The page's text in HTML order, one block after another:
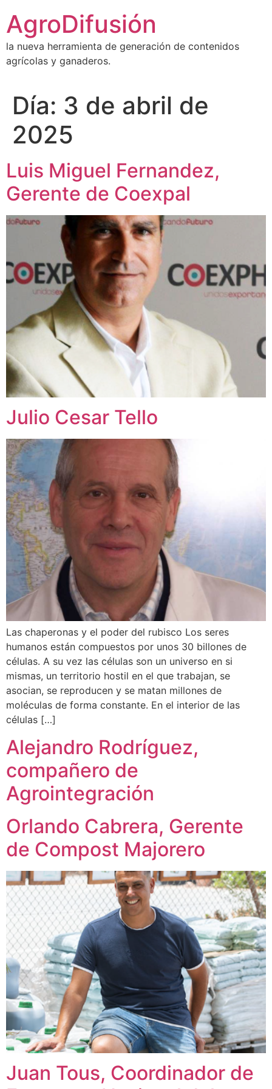
contenido
AgroDifusión
la nueva herramienta de generación de contenidos
agrícolas y ganaderos.
Día: 3 de abril de
2025
Luis Miguel Fernandez,
Gerente de Coexpal
Julio Cesar Tello
Las chaperonas y el poder del rubisco Los seres
humanos están compuestos por unos 30 billones de
células. A su vez las células son un universo en si
mismas, un territorio hostil en el que trabajan, se
asocian, se reproducen y se matan millones de
moléculas de forma constante. En el interior de las
células […]
Alejandro Rodríguez,
compañero de
Agrointegración
Orlando Cabrera, Gerente
de Compost Majorero
Juan Tous, Coordinador de